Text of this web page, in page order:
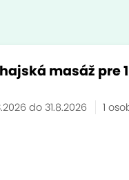
masáž pre
do 31.8.2026 1